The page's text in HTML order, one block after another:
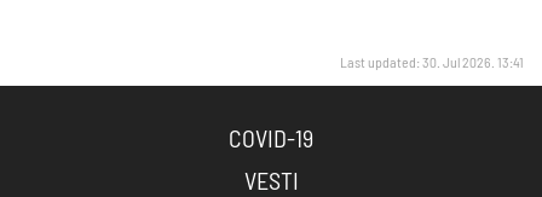
Last updated: 30. Jul 2026. 13:41
COVID-19
VESTI